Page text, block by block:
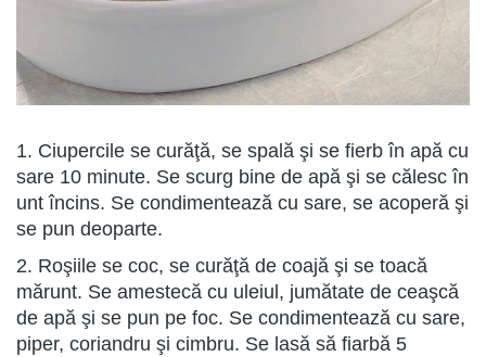
1. Ciupercile se curăţă, se spală şi se fierb în apă cu
sare 10 minute. Se scurg bine de apă şi se călesc în
unt încins. Se condimentează cu sare, se acoperă şi
se pun deoparte.
2. Roşiile se coc, se curăţă de coajă şi se toacă
mărunt. Se amestecă cu uleiul, jumătate de ceaşcă
de apă şi se pun pe foc. Se condimentează cu sare,
piper, coriandru şi cimbru. Se lasă să fiarbă 5